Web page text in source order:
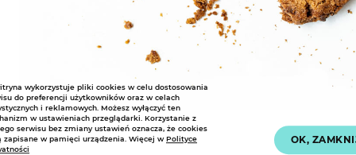
ZALOGUJ SIĘ DO KONTA
NIE MASZ JESZCZE KONTA?
ZAŁÓŻ JE TUTAJ
wykorzystuje pliki cookies w celu dostosowania
do preferencji użytkowników oraz w celach
i reklamowych. Możesz wyłączyć ten
w ustawieniach przeglądarki. Korzystanie z
serwisu bez zmiany ustawień oznacza, że cookies
zapisane w pamięci urządzenia. Więcej wPolityce
OK,